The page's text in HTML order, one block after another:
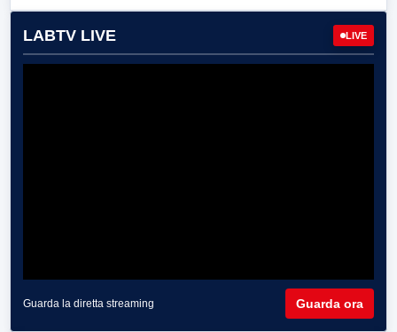
LABTV LIVE LIVE
Guarda la diretta streaming Guarda ora